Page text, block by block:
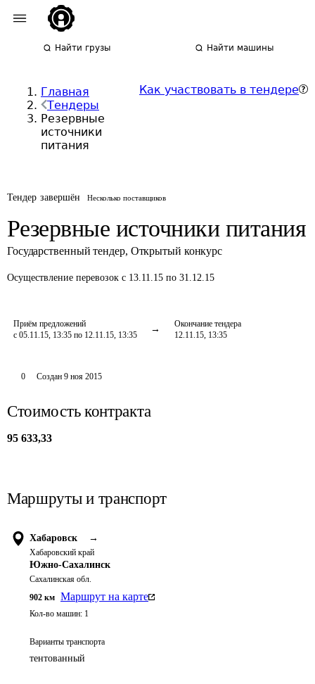
Найти грузы Найти машины
Главная
Тендеры
Резервные
источники
питания
Как участвовать в тендере
Тендер завершён Несколько поставщиков
Резервные источники питания
Государственный тендер, Открытый конкурс
Осуществление перевозок с 13.11.15 по 31.12.15
Приём предложений
с 05.11.15, 13:35 по 12.11.15, 13:35
Окончание тендера
12.11.15, 13:35
0 Создан 9 ноя 2015
Стоимость контракта
95 633,33
Маршруты и транспорт
Хабаровск →
Хабаровский край
Южно-Сахалинск
Сахалинская обл.
902 км Маршрут на карте
Кол-во машин: 1
Варианты транспорта
тентованный